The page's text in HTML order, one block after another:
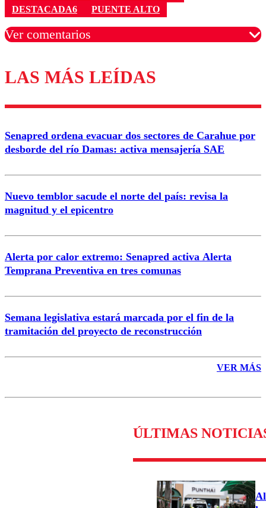
DESTACADA6
PUENTE ALTO
Ver comentarios
Los comentarios son moderados para garantizar un
diálogo respetuoso.
Nombre
Correo
LAS MÁS LEÍDAS
Senapred ordena evacuar dos sectores de Carahue por
desborde del río Damas: activa mensajería SAE
Nuevo temblor sacude el norte del país: revisa la
magnitud y el epicentro
Alerta por calor extremo: Senapred activa Alerta
Temprana Preventiva en tres comunas
Semana legislativa estará marcada por el fin de la
tramitación del proyecto de reconstrucción
VER MÁS
ÚLTIMAS